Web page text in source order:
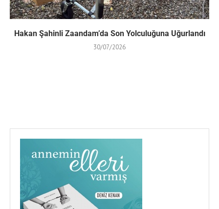
Hakan Şahinli Zaandam’da Son Yolculuğuna Uğurlandı
30/07/2026